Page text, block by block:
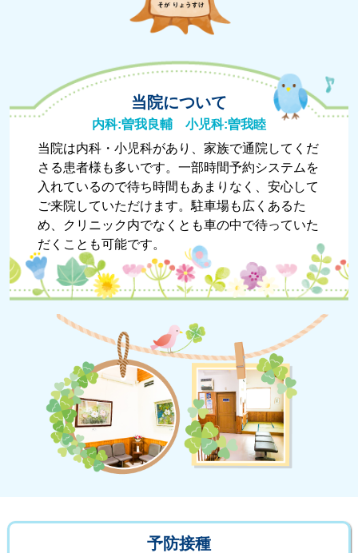
当院について
内科:曽我良輔 小児科:曽我睦
当院は内科・小児科があり、家族で通院してくだ
さる患者様も多いです。一部時間予約システムを
入れているので待ち時間もあまりなく、安心して
ご来院していただけます。駐車場も広くあるた
め、クリニック内でなくとも車の中で待っていた
だくことも可能です。
予防接種